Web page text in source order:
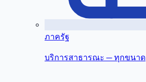
ภาครัฐ
บริการสาธารณะ — ทุกขนาด